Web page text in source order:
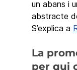
un abans i
abstracte
S’explica a
La
per qui